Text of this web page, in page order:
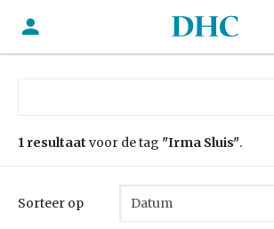
1 resultaat voor de tag "Irma Sluis".
Sorteer op